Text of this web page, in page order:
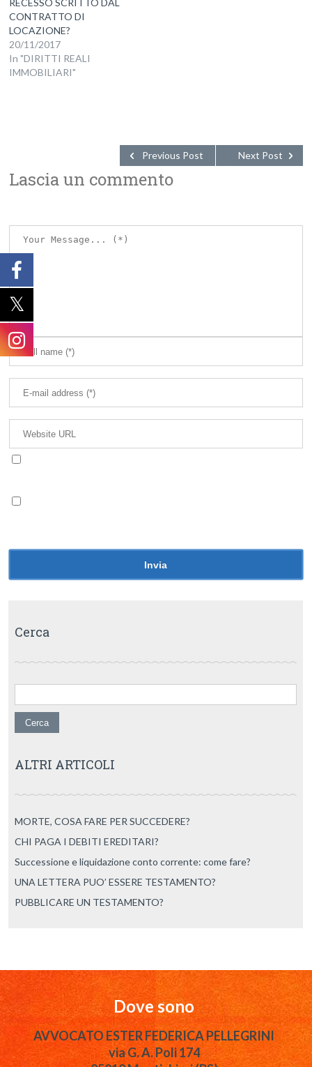
RECESSO SCRITTO DAL
CONTRATTO DI
LOCAZIONE?
20/11/2017
In "DIRITTI REALI
IMMOBILIARI"
Next Post
Previous Post
Lascia un commento
Cerca
Ricerca per:
ALTRI ARTICOLI
MORTE, COSA FARE PER SUCCEDERE?
CHI PAGA I DEBITI EREDITARI?
Successione e liquidazione conto corrente: come fare?
UNA LETTERA PUO’ ESSERE TESTAMENTO?
PUBBLICARE UN TESTAMENTO?
Dove sono
AVVOCATO ESTER FEDERICA PELLEGRINI
via G. A. Poli 174